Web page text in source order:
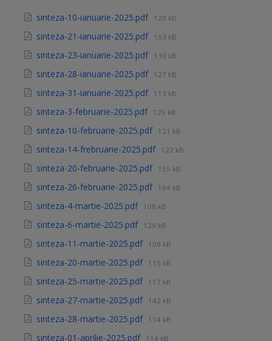
sinteza-10-ianuarie-2025.pdf 120 kB
sinteza-21-ianuarie-2025.pdf 153 kB
sinteza-23-ianuarie-2025.pdf 130 kB
sinteza-28-ianuarie-2025.pdf 127 kB
sinteza-31-ianuarie-2025.pdf 113 kB
sinteza-3-februarie-2025.pdf 125 kB
sinteza-10-februarie-2025.pdf 121 kB
sinteza-14-frebruarie-2025.pdf 122 kB
sinteza-20-februarie-2025.pdf 155 kB
sinteza-26-februarie-2025.pdf 164 kB
sinteza-4-martie-2025.pdf 108 kB
sinteza-6-martie-2025.pdf 129 kB
sinteza-11-martie-2025.pdf 108 kB
sinteza-20-martie-2025.pdf 115 kB
sinteza-25-martie-2025.pdf 117 kB
sinteza-27-martie-2025.pdf 142 kB
sinteza-28-martie-2025.pdf 114 kB
sinteza-01-aprilie-2025.pdf 114 kB